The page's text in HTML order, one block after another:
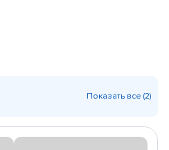
Показать все (2)